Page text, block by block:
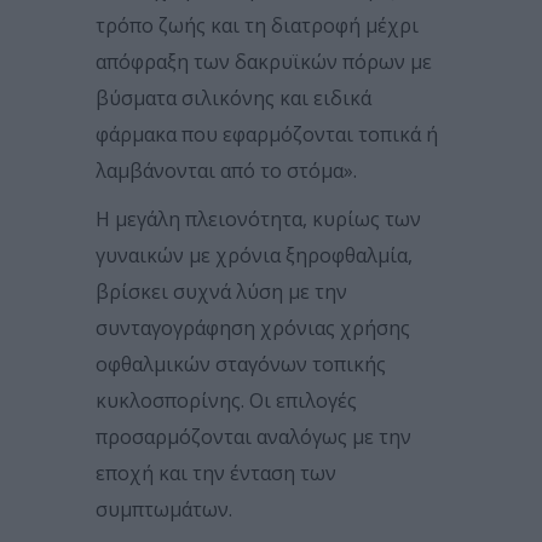
τρόπο ζωής και τη διατροφή μέχρι
απόφραξη των δακρυϊκών πόρων με
βύσματα σιλικόνης και ειδικά
φάρμακα που εφαρμόζονται τοπικά ή
λαμβάνονται από το στόμα».
Η μεγάλη πλειονότητα, κυρίως των
γυναικών με χρόνια ξηροφθαλμία,
βρίσκει συχνά λύση με την
συνταγογράφηση χρόνιας χρήσης
οφθαλμικών σταγόνων τοπικής
κυκλοσπορίνης. Οι επιλογές
προσαρμόζονται αναλόγως με την
εποχή και την ένταση των
συμπτωμάτων.